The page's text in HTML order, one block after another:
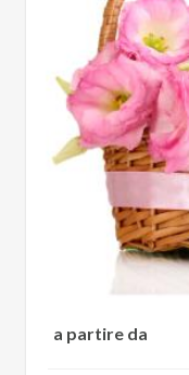
a partire da